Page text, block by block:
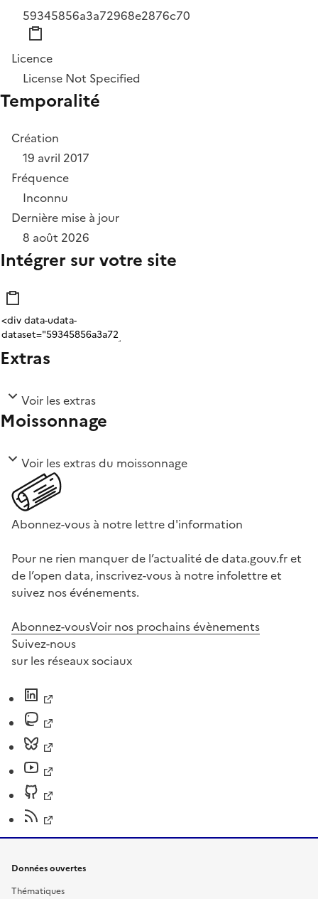
59345856a3a72968e2876c70
Licence
License Not Specified
Temporalité
Création
19 avril 2017
Fréquence
Inconnu
Dernière mise à jour
8 août 2026
Intégrer sur votre site
Extras
Voir les extras
Moissonnage
Voir les extras du moissonnage
Abonnez-vous à notre lettre d'information
Pour ne rien manquer de l’actualité de data.gouv.fr et
de l’open data, inscrivez-vous à notre infolettre et
suivez nos événements.
Abonnez-vousVoir nos prochains évènements
Suivez-nous
sur les réseaux sociaux
Données ouvertes
Thématiques